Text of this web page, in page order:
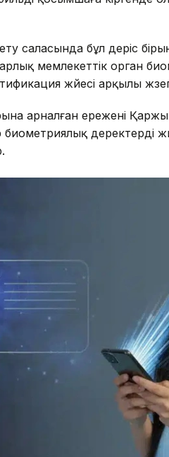
саласында бұл үдеріс
мемлекеттік орган
жүйесі арқылы
арналған ережені Қаржы
биометриялық деректерді